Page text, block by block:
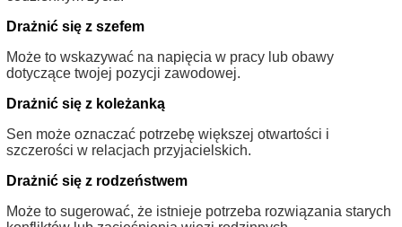
Drażnić się z szefem
Może to wskazywać na napięcia w pracy lub obawy
dotyczące twojej pozycji zawodowej.
Drażnić się z koleżanką
Sen może oznaczać potrzebę większej otwartości i
szczerości w relacjach przyjacielskich.
Drażnić się z rodzeństwem
Może to sugerować, że istnieje potrzeba rozwiązania starych